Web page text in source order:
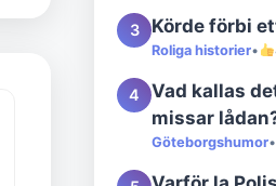
3 Körde förbi
Roliga historier•
4
Vad kallas
missar
Göteborgshumor•